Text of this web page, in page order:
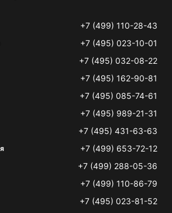
+7 (499) 110-28-43
+7 (495) 023-10-01
+7 (495) 032-08-22
+7 (495) 162-90-81
+7 (495) 085-74-61
+7 (495) 989-21-31
+7 (495) 431-63-63
+7 (499) 653-72-12
+7 (499) 288-05-36
+7 (499) 110-86-79
+7 (495) 023-81-52